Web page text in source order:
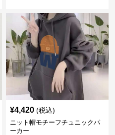
¥4,420 (税込)
ニット帽モチーフチュニックパ
ーカー